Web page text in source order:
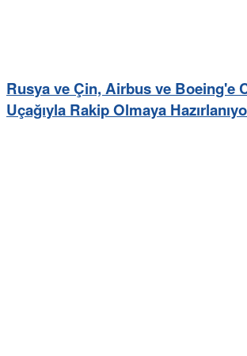
Rusya ve Çin, Airbus ve Boeing'e
Uçağıyla Rakip Olmaya